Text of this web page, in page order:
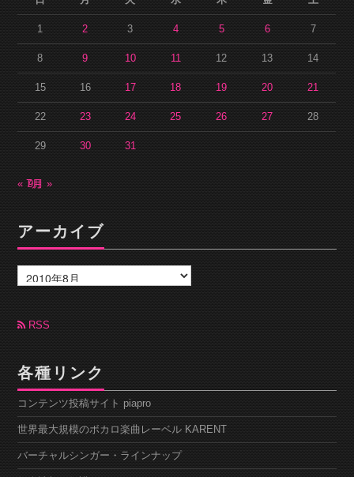
1 2 3 4 5 6 7
8 9 10 11 12 13 14
15 16 17 18 19 20 21
22 23 24 25 26 27 28
29 30 31
« 7月9月 »
アーカイブ
ー
カ
ブ RSS
各種リンク
コンテンツ投稿サイト piapro
世界最大規模のボカロ楽曲レーベル KARENT
バーチャルシンガー・ラインナップ